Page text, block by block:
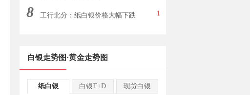
8 工行北分：纸白银价格大幅下跌 1
白银走势图·黄金走势图
纸白银 白银T+D 现货白银